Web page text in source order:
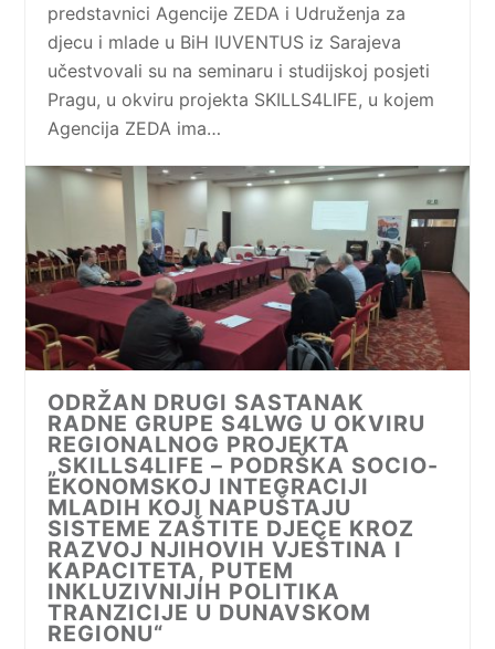
predstavnici Agencije ZEDA i Udruženja za
djecu i mlade u BiH IUVENTUS iz Sarajeva
učestvovali su na seminaru i studijskoj posjeti
Pragu, u okviru projekta SKILLS4LIFE, u kojem
Agencija ZEDA ima…
ODRŽAN DRUGI SASTANAK
RADNE GRUPE S4LWG U OKVIRU
REGIONALNOG PROJEKTA
„SKILLS4LIFE – PODRŠKA SOCIO-
EKONOMSKOJ INTEGRACIJI
MLADIH KOJI NAPUŠTAJU
SISTEME ZAŠTITE DJECE KROZ
RAZVOJ NJIHOVIH VJEŠTINA I
KAPACITETA, PUTEM
INKLUZIVNIJIH POLITIKA
TRANZICIJE U DUNAVSKOM
REGIONU“